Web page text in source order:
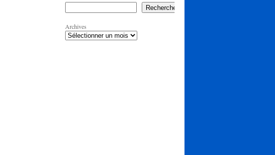
Rechercher
Archives